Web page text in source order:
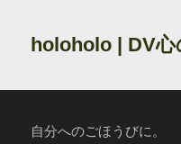
holoholo | DV
自分へのごほうびに。